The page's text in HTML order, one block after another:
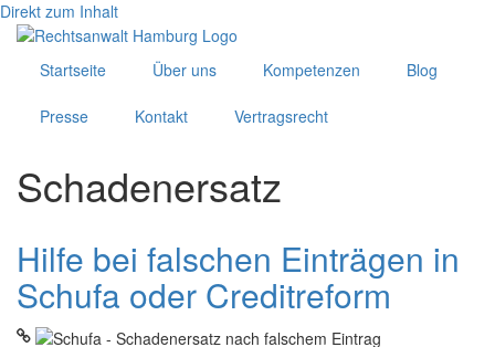
Direkt zum Inhalt
Startseite Über uns Kompetenzen Blog
Presse Kontakt Vertragsrecht
Schadenersatz
Hilfe bei falschen Einträgen in
Schufa oder Creditreform